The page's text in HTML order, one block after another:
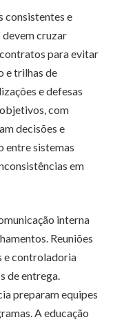
consistentes e
cruzar
para evitar
e trilhas de
e defesas
com
decisões e
entre sistemas
em
interna
Reuniões
e controladoria
de entrega.
preparam equipes
A educação